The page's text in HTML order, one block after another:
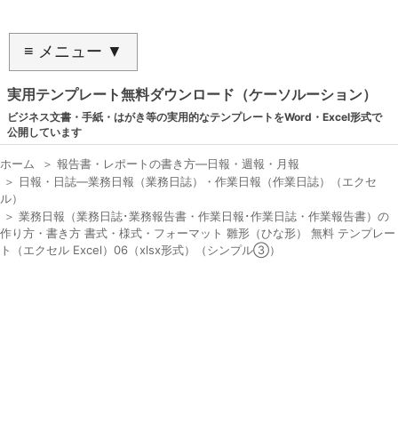
≡ メニュー ▼
実用テンプレート無料ダウンロード（ケーソルーション）
ビジネス文書・手紙・はがき等の実用的なテンプレートをWord・Excel形式で
公開しています
ホーム ＞ 報告書・レポートの書き方―日報・週報・月報
＞ 日報・日誌―業務日報（業務日誌）・作業日報（作業日誌）（エクセ
ル）
＞ 業務日報（業務日誌･業務報告書・作業日報･作業日誌・作業報告書）の
作り方・書き方 書式・様式・フォーマット 雛形（ひな形） 無料 テンプレー
ト（エクセル Excel）06（xlsx形式）（シンプル③）